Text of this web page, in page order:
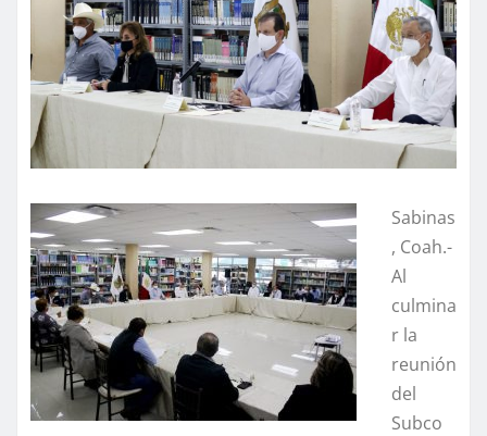
Sabinas
, Coah.-
Al
culmina
r la
reunión
del
Subco